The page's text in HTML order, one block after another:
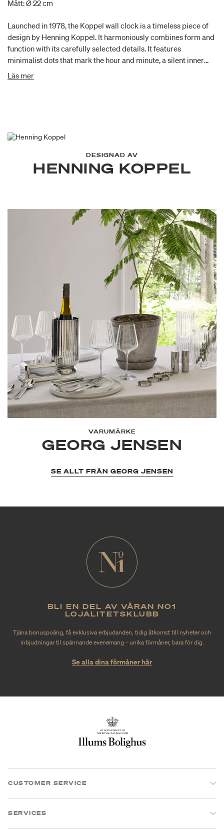
Mått: Ø 22 cm
Launched in 1978, the Koppel wall clock is a timeless piece of
design by Henning Koppel. It harmoniously combines form and
function with its carefully selected details. It features
minimalist dots that mark the hour and minute, a silent inner
mechanism and unique, long hands that extend out from the
Läs mer
DESIGNAD AV
HENNING KOPPEL
VARUMÄRKE
GEORG JENSEN
SE ALLT FRÅN GEORG JENSEN
BLI EN DEL AV VÅRAN NO1
LOJALITETSKLUBB
Tjäna bonuspoäng, få exklusiva erbjudanden, tidig åtkomst till nyheter och
inbjudningar til spännande evenemang - unika förmåner, bara för dig.
Se alla dina förmåner här
CUSTOMER SERVICE
SERVICES